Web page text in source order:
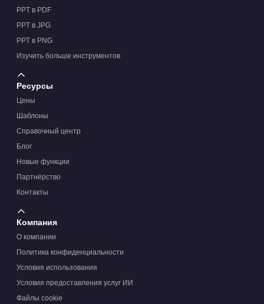
PPT в PDF
PPT в JPG
PPT в PNG
Изучить больше инструментов
Ресурсы
Цены
Шаблоны
Справочный центр
Блог
Новые функции
Партнёрство
Контакты
Компания
О компании
Политика конфиденциальности
Условия использования
Условия предоставления услуг ИИ
Файлы cookie